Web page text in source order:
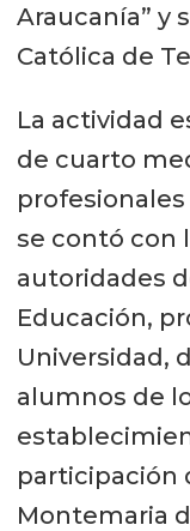
Araucanía” y
Católica de
La actividad
de cuarto
profesionales
se contó con
autoridades
Educación,
Universidad,
alumnos de
participación
Montemaria